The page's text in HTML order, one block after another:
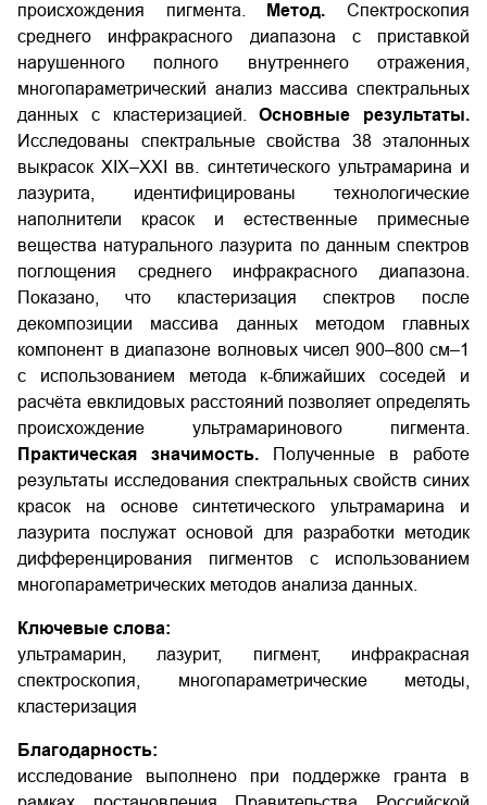
происхождения пигмента.
Метод.Спектроскопия
среднего инфракрасного диапазона с приставкой
нарушенного полного внутреннего отражения,
многопараметрический анализ массива спектральных
данных с кластеризацией.
Основные результаты.
Исследованы спектральные свойства 38 эталонных
выкрасок XIX–XXI вв. синтетического ультрамарина и
лазурита, идентифицированы технологические
наполнители красок и естественные примесные
вещества натурального лазурита по данным спектров
поглощения среднего инфракрасного диапазона.
Показано, что кластеризация спектров после
декомпозиции массива данных методом главных
компонент в диапазоне волновых чисел 900–800 см–1
с использованием метода к-ближайших соседей и
расчёта евклидовых расстояний позволяет определять
происхождение ультрамаринового пигмента.
Практическая значимость.
Полученные в работе
результаты исследования спектральных свойств синих
красок на основе синтетического ультрамарина и
лазурита послужат основой для разработки методик
дифференцирования пигментов с использованием
многопараметрических методов анализа данных.
Ключевые слова:
ультрамарин, лазурит, пигмент, инфракрасная
спектроскопия, многопараметрические методы,
кластеризация
Благодарность:
исследование выполнено при поддержке гранта в